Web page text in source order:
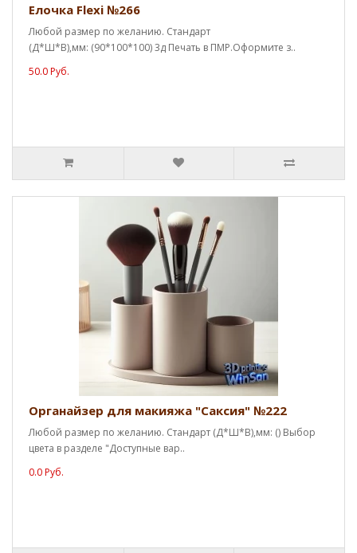
Елочка Flexi №266
Любой размер по желанию. Стандарт
(Д*Ш*В),мм: (90*100*100) 3д Печать в ПМР.Оформите з..
50.0 Руб.
Органайзер для макияжа "Саксия" №222
Любой размер по желанию. Стандарт (Д*Ш*В),мм: () Выбор
цвета в разделе "Доступные вар..
0.0 Руб.